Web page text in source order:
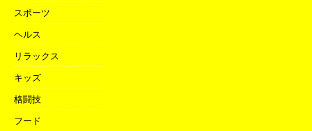
スポーツ
ヘルス
リラックス
キッズ
格闘技
フード